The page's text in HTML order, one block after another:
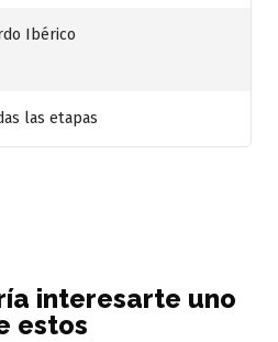
Ibérico
las etapas
interesarte uno
estos